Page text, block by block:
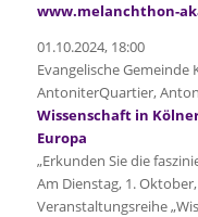
www.melanchthon-
01.10.2024, 18:00
Evangelische Gemeinde
AntoniterQuartier,
Wissenschaft in
Europa
„Erkunden Sie die
Am Dienstag, 1.
Veranstaltungsreihe